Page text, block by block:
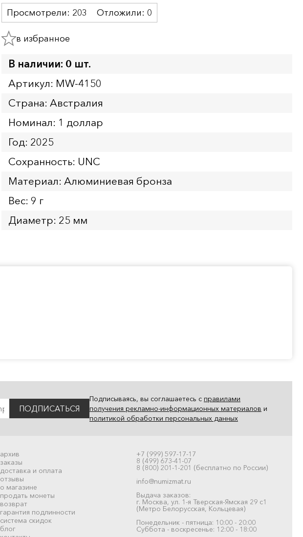
Просмотрели: 203 Отложили: 0
в избранное
В наличии: 0 шт.
Артикул: MW-4150
Страна: Австралия
Номинал: 1 доллар
Год: 2025
Сохранность: UNC
Материал: Алюминиевая бронза
Вес: 9 г
Диаметр: 25 мм
ПОДПИСАТЬСЯ
Подписываясь, вы соглашаетесь с правилами
получения рекламно-информационных материалов и
политикой обработки персональных данных
архив
заказы
доставка и оплата
отзывы
о магазине
продать монеты
возврат
гарантия подлинности
система скидок
блог
+7 (999) 597-17-17
8 (499) 673-41-07
8 (800) 201-1-201 (бесплатно по России)
info@numizmat.ru
Выдача заказов:
г. Москва, ул. 1-я Тверская-Ямская 29 с1
(Метро Белорусская, Кольцевая)
Понедельник - пятница: 10:00 - 20:00
Суббота - воскресенье: 12:00 - 18:00